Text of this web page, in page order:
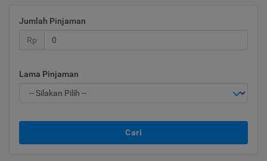
Jumlah Pinjaman
Rp
Lama Pinjaman
Cari